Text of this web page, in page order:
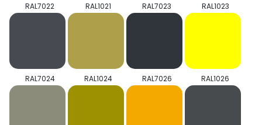
RAL7022 RAL1021 RAL7023 RAL1023
RAL7024 RAL1024 RAL7026 RAL1026